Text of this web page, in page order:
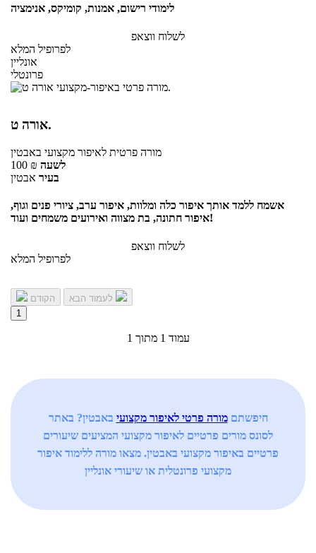
לימודי רישום, אמנות, קומיקס, אנימציה
לשלוח ווצאפ
לפרופיל המלא
אונליין
פרונטלי
אורה ט.
מורה פרטית לאיפור מקצועי באבטין
100 ₪ לשעה
בעיר אבטין
אשמח ללמד אותך איפור כלה ומלוות, איפור ערב, ציורי פנים וגוף,
איפור חתונה, בת מצווה ואירועים משמחים ועוד!
לשלוח ווצאפ
לפרופיל המלא
הקודם
1
עמוד 1 מתוך 1
חיפשתםמורה פרטי לאיפור מקצועי באבטין? באתר
לסונס מורים פרטיים לאיפור מקצועי המציעים שיעורים
פרטיים באיפור מקצועי באבטין. מצאו מורה ללימוד איפור
מקצועי פרונטלית או שיעורי אונליין